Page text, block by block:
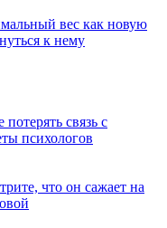
вес как новую
к нему
связь с
психологов
что он сажает на